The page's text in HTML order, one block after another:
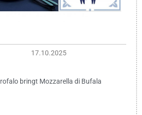
17.10.2025
bringt Mozzarella di Bufala